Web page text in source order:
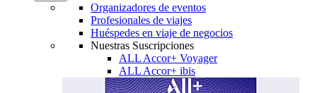
Organizadores de eventos
Profesionales de viajes
Huéspedes en viaje de negocios
Nuestras Suscripciones
ALL Accor+ Voyager
ALL Accor+ ibis